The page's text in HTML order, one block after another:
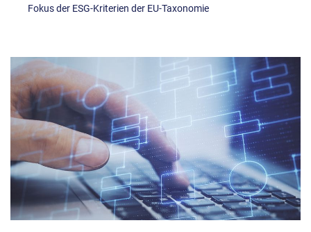
Fokus der ESG-Kriterien der EU-Taxonomie